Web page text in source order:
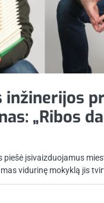
inžinerijos
„Ribos
įsivaizduojamus
vidurinę mokyklą jis